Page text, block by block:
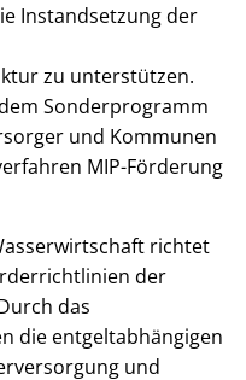
Instandsetzung der
zu unterstützen.
Sonderprogramm
und Kommunen
MIP-Förderung
richtet
der
das
die entgeltabhängigen
und